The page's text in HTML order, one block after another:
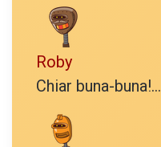
Roby
Chiar buna-buna!...